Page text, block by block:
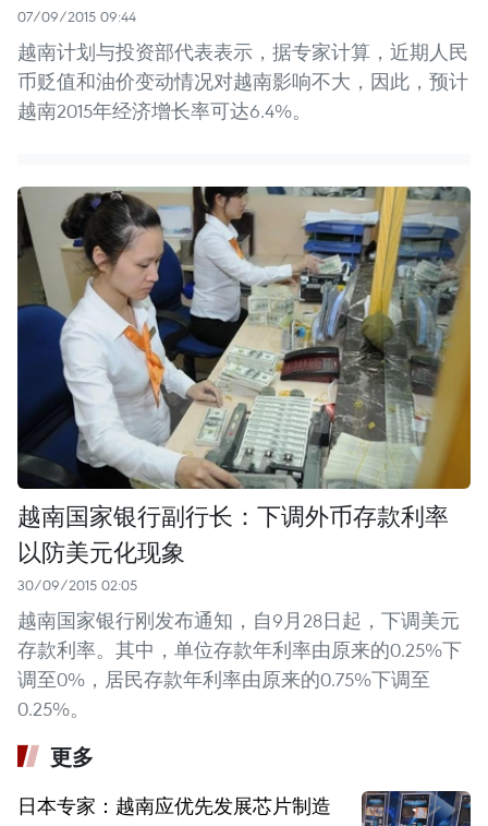
07/09/2015 09:44
越南计划与投资部代表表示，据专家计算，近期人民
币贬值和油价变动情况对越南影响不大，因此，预计
越南2015年经济增长率可达6.4%。
越南国家银行副行长：下调外币存款利率
以防美元化现象
30/09/2015 02:05
越南国家银行刚发布通知，自9月28日起，下调美元
存款利率。其中，单位存款年利率由原来的0.25%下
调至0%，居民存款年利率由原来的0.75%下调至
0.25%。
更多
日本专家：越南应优先发展芯片制造